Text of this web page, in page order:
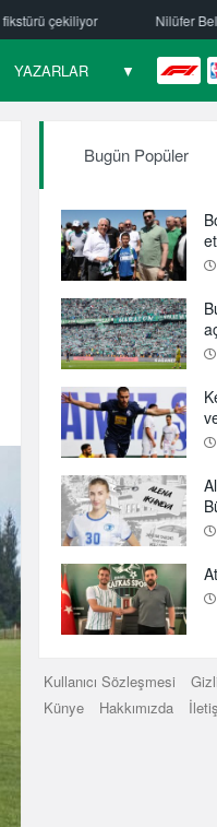
hentbolde ayrılık
YAZARLAR ▼ F1
Bugün Popüler
Kullanıcı Sözleşmesi
Künye
Hakkımızda